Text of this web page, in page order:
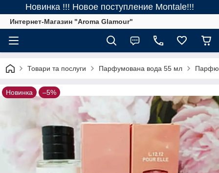
Новинка !!! Новое поступление Montale!!!
Интернет-Магазин "Aroma Glamour"
Товари та послуги Парфумована вода 55 мл
Новинка –5%